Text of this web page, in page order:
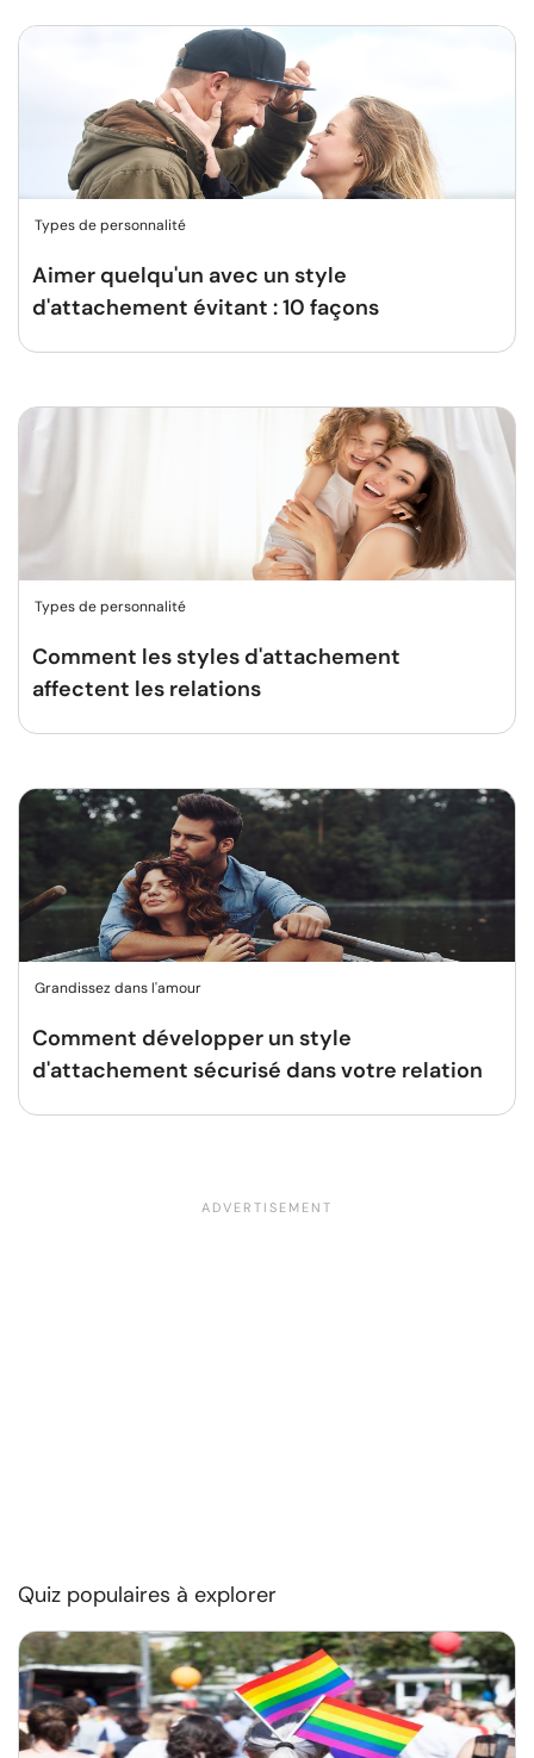
Types de personnalité
Aimer quelqu'un avec un style
d'attachement évitant : 10 façons
Types de personnalité
Comment les styles d'attachement
affectent les relations
Grandissez dans l'amour
Comment développer un style
d'attachement sécurisé dans votre relation
Quiz populaires à explorer